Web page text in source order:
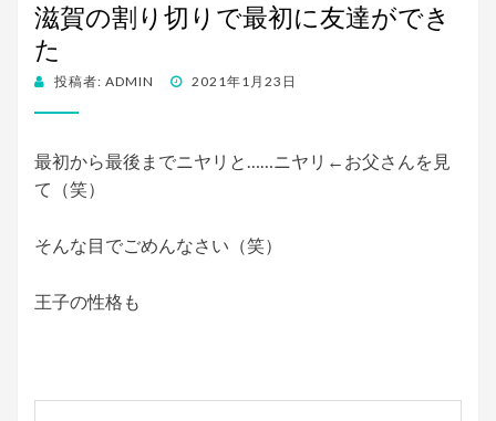
滋賀の割り切りで最初に友達ができ
た
投稿者: ADMIN
投 2021年1月23日
最初から最後までニヤリと……ニヤリ←お父さんを見
て（笑）
そんな目でごめんなさい（笑）
王子の性格も